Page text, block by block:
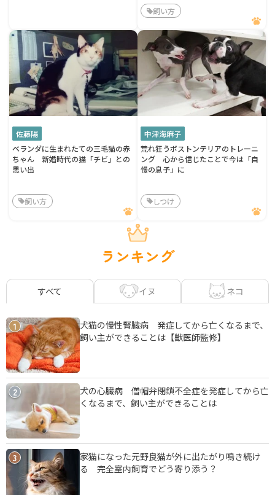
飼い方
佐藤陽
ベランダに生まれたての三毛猫の赤
ちゃん 新婚時代の猫「チビ」との
思い出
飼い方
中津海麻子
荒れ狂うボストンテリアのトレーニ
ング 心から信じたことで今は「自
慢の息子」に
しつけ
ランキング
すべて イヌ ネコ
1
犬猫の慢性腎臓病 発症してから亡くなるまで、
飼い主ができることは【獣医師監修】
2
犬の心臓病 僧帽弁閉鎖不全症を発症してから亡
くなるまで、飼い主ができることは
3
家猫になった元野良猫が外に出たがり鳴き続け
る 完全室内飼育でどう寄り添う？